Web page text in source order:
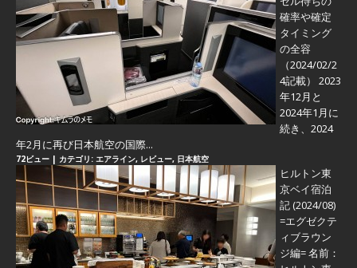
確率や確定
タイミング
の全容
（2024/02/2
4記載） 2023
年12月と
2024年1月に
続き、2024
年2月に再び日本航空の国際...
72ビュー | カテゴリ: エアライン, レビュー, 日本航空
ヒルトン東
京ベイ宿泊
記 (2024/08)
=エグゼクテ
ィブラウン
ジ編=名前：